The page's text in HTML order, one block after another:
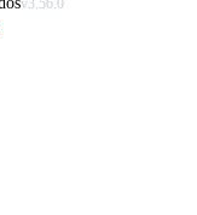
v3.56.0